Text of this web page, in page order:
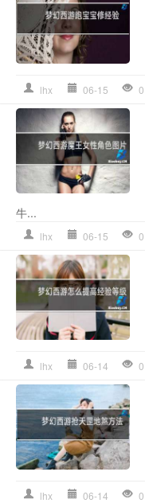
lhx 06-15 0
牛...
lhx 06-15 0
lhx 06-14 0
lhx 06-14 0